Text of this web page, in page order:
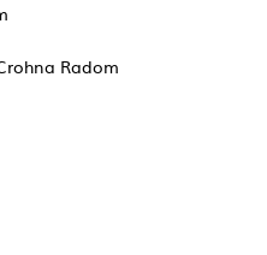
Radom